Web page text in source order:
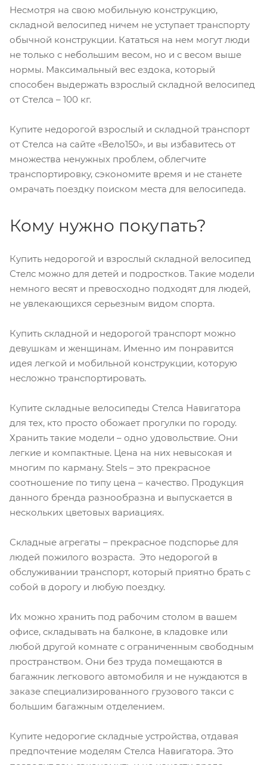
Несмотря на свою мобильную конструкцию,
складной велосипед ничем не уступает транспорту
обычной конструкции. Кататься на нем могут люди
не только с небольшим весом, но и с весом выше
нормы. Максимальный вес ездока, который
способен выдержать взрослый складной велосипед
от Стелса – 100 кг.
Купите недорогой взрослый и складной транспорт
от Стелса на сайте «Вело150», и вы избавитесь от
множества ненужных проблем, облегчите
транспортировку, сэкономите время и не станете
омрачать поездку поиском места для велосипеда.
Кому нужно покупать?
Купить недорогой и взрослый складной велосипед
Стелс можно для детей и подростков. Такие модели
немного весят и превосходно подходят для людей,
не увлекающихся серьезным видом спорта.
Купить складной и недорогой транспорт можно
девушкам и женщинам. Именно им понравится
идея легкой и мобильной конструкции, которую
несложно транспортировать.
Купите складные велосипеды Стелса Навигатора
для тех, кто просто обожает прогулки по городу.
Хранить такие модели – одно удовольствие. Они
легкие и компактные. Цена на них невысокая и
многим по карману. Stels – это прекрасное
соотношение по типу цена – качество. Продукция
данного бренда разнообразна и выпускается в
нескольких цветовых вариациях.
Складные агрегаты – прекрасное подспорье для
людей пожилого возраста. Это недорогой в
обслуживании транспорт, который приятно брать с
собой в дорогу и любую поездку.
Их можно хранить под рабочим столом в вашем
офисе, складывать на балконе, в кладовке или
любой другой комнате с ограниченным свободным
пространством. Они без труда помещаются в
багажник легкового автомобиля и не нуждаются в
заказе специализированного грузового такси с
большим багажным отделением.
Купите недорогие складные устройства, отдавая
предпочтение моделям Стелса Навигатора. Это